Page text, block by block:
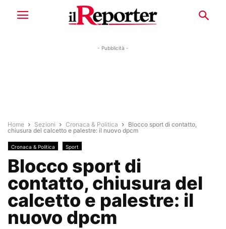
- Pubblicità -
Home Sezioni Cronaca & Politica
Blocco sport di contatto,
chiusura del calcetto e palestre: il nuovo dpcm
Cronaca & Politica Sport
Blocco sport di
contatto, chiusura del
calcetto e palestre: il
nuovo dpcm